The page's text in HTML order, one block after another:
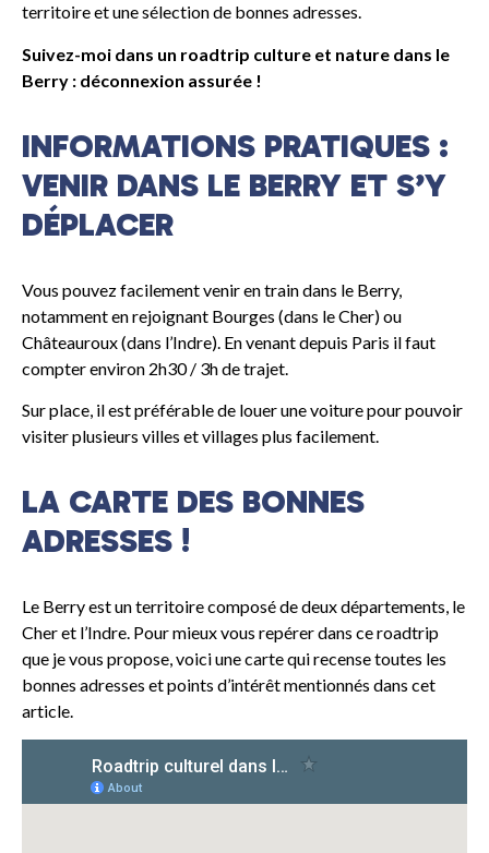
territoire et une sélection de bonnes adresses.
Suivez-moi dans un roadtrip culture et nature dans le
Berry : déconnexion assurée !
INFORMATIONS PRATIQUES :
VENIR DANS LE BERRY ET S’Y
DÉPLACER
Vous pouvez facilement venir en train dans le Berry,
notamment en rejoignant Bourges (dans le Cher) ou
Châteauroux (dans l’Indre). En venant depuis Paris il faut
compter environ 2h30 / 3h de trajet.
Sur place, il est préférable de louer une voiture pour pouvoir
visiter plusieurs villes et villages plus facilement.
LA CARTE DES BONNES
ADRESSES !
Le Berry est un territoire composé de deux départements, le
Cher et l’Indre. Pour mieux vous repérer dans ce roadtrip
que je vous propose, voici une carte qui recense toutes les
bonnes adresses et points d’intérêt mentionnés dans cet
article.